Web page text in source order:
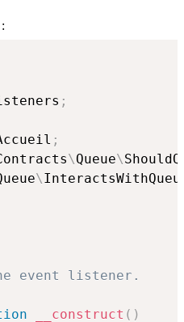
;
;
\Queue\
\
event listener.
__construct ( )